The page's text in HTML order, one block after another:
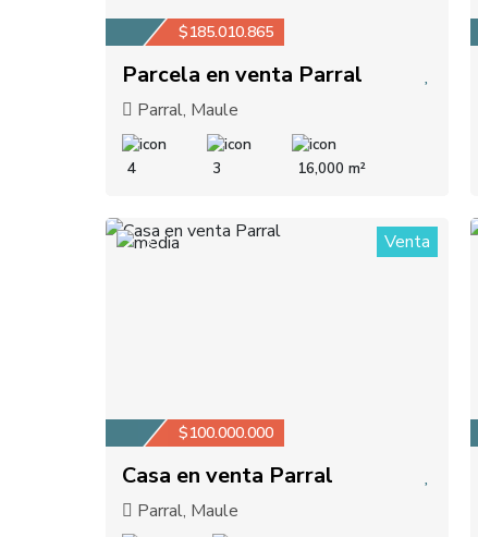
$185.010.865
Parcela en venta Parral
Parral, Maule
4 3 16,000 m²
2 Venta
$100.000.000
Casa en venta Parral
Parral, Maule